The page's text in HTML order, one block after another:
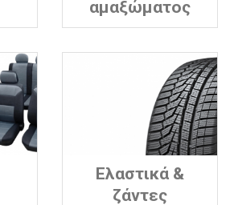
αμαξώματος
Ελαστικά &
ζάντες